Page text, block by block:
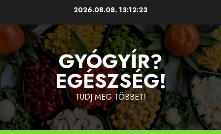
content
2026.08.08. 13:12:24
GYÓGYÍR?
EGÉSZSÉG!
TUDJ MEG TÖBBET!